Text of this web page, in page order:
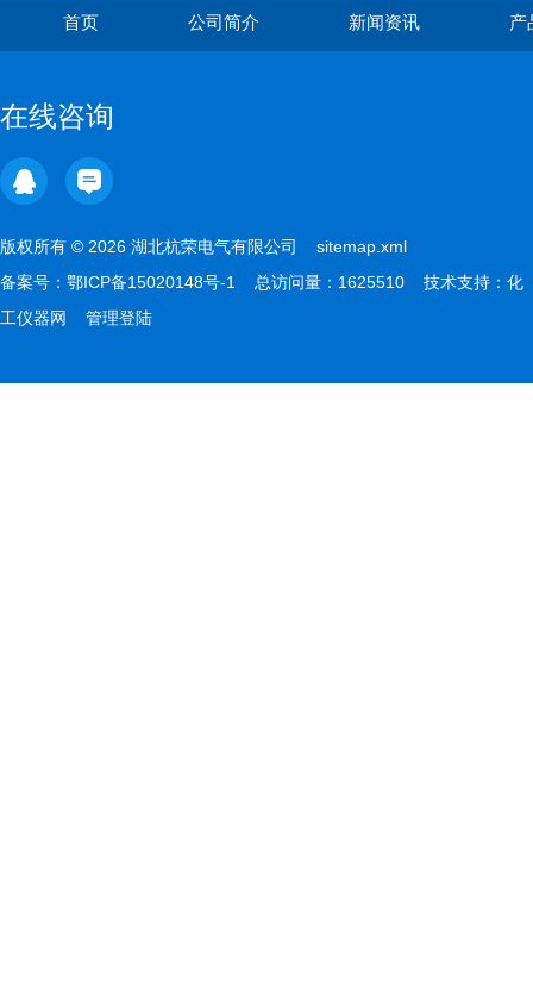
首页 公司简介 新闻资讯 产
在线咨询
版权所有 © 2026 湖北杭荣电气有限公司 sitemap.xml
备案号： 鄂ICP备15020148号-1 总访问量：1625510 技术支持： 化
工仪器网
管理登陆